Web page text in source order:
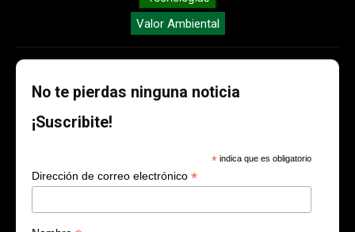
Valor Ambiental
No te pierdas ninguna noticia
¡Suscribite!
* indica que es obligatorio
Dirección de correo electrónico *